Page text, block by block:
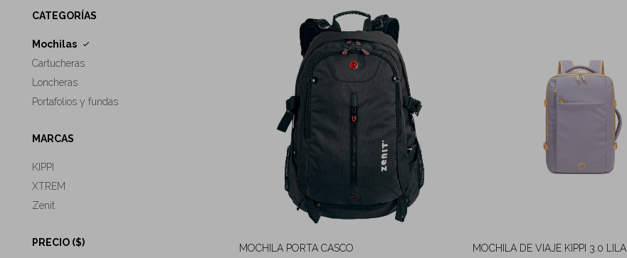
MOCHILA PORTA CASCO MOCHILA DE VIAJE KIPPI 3.0 LILA
CATEGORÍAS
Mochilas
Cartucheras
Loncheras
Portafolios y fundas
MARCAS
KIPPI
XTREM
Zenit
PRECIO ($)